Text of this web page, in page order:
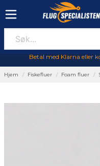
Betal med Klarna eller
Hjem Fiskefluer Foam fluer